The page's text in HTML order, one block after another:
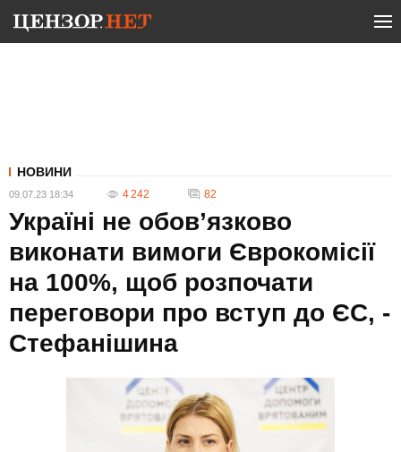
НОВИНИ
09.07.23 18:34 4 242 82
Україні не обов’язково
виконати вимоги Єврокомісії
на 100%, щоб розпочати
переговори про вступ до ЄС, -
Стефанішина